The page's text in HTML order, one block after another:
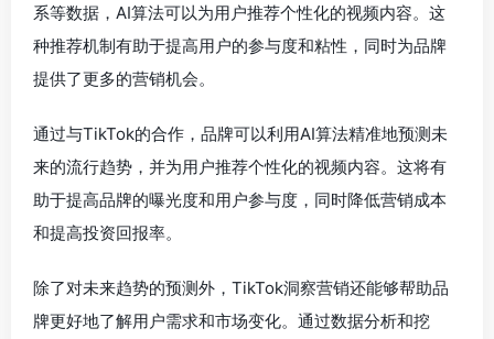
系等数据，AI算法可以为用户推荐个性化的视频内容。这
种推荐机制有助于提高用户的参与度和粘性，同时为品牌
提供了更多的营销机会。
通过与TikTok的合作，品牌可以利用AI算法精准地预测未
来的流行趋势，并为用户推荐个性化的视频内容。这将有
助于提高品牌的曝光度和用户参与度，同时降低营销成本
和提高投资回报率。
除了对未来趋势的预测外，TikTok洞察营销还能够帮助品
牌更好地了解用户需求和市场变化。通过数据分析和挖